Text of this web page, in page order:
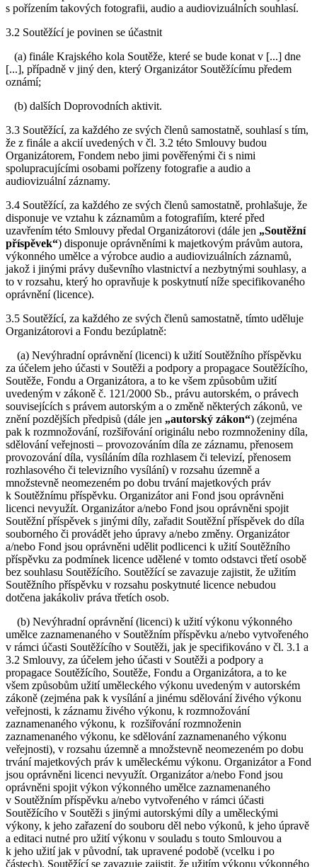
s pořízením takových fotografii, audio a audiovizuálních souhlasí.
3.2 Soutěžící je povinen se účastnit
(a) finále Krajského kola Soutěže, které se bude konat v [...] dne
[...], případně v jiný den, který Organizátor Soutěžícímu předem
oznámí;
(b) dalších Doprovodních aktivit.
3.3 Soutěžící, za každého ze svých členů samostatně, souhlasí s tím,
že z finále a akcií uvedených v čl. 3.2 této Smlouvy budou
Organizátorem, Fondem nebo jimi pověřenými či s nimi
spolupracujícími osobami pořízeny fotografie a audio a
audiovizuální záznamy.
3.4 Soutěžící, za každého ze svých členů samostatně, prohlašuje, že
disponuje ve vztahu k záznamům a fotografiím, které před
uzavřením této Smlouvy předal Organizátorovi (dále jen „Soutěžní
příspěvek“) disponuje oprávněními k majetkovým právům autora,
výkonného umělce a výrobce audio a audiovizuálních záznamů,
jakož i jinými právy duševního vlastnictví a nezbytnými souhlasy, a
to v rozsahu, který ho opravňuje k poskytnutí níže specifikovaného
oprávnění (licence).
3.5 Soutěžící, za každého ze svých členů samostatně, tímto uděluje
Organizátorovi a Fondu bezúplatně:
(a) Nevýhradní oprávnění (licenci) k užití Soutěžního příspěvku
za účelem jeho účasti v Soutěži a podpory a propagace Soutěžícího,
Soutěže, Fondu a Organizátora, a to ke všem způsobům užití
uvedeným v zákoně č. 121/2000 Sb., právu autorském, o právech
souvisejících s právem autorským a o změně některých zákonů, ve
znění pozdějších předpisů (dále jen „autorský zákon“) (zejména
pak k rozmnožování, rozšiřování originálu nebo rozmnoženiny díla,
sdělování veřejnosti – provozováním díla ze záznamu, přenosem
provozování díla, vysíláním díla rozhlasem či televizí, přenosem
rozhlasového či televizního vysílání) v rozsahu územně a
množstevně neomezeném po dobu trvání majetkových práv
k Soutěžnímu příspěvku. Organizátor ani Fond jsou oprávněni
licenci nevyužít. Organizátor a/nebo Fond jsou oprávněni spojit
Soutěžní příspěvek s jinými díly, zařadit Soutěžní příspěvek do díla
souborného či provádět jeho úpravy a/nebo změny. Organizátor
a/nebo Fond jsou oprávněni udělit podlicenci k užití Soutěžního
příspěvku za podmínek licence udělené v tomto odstavci třetí osobě
bez souhlasu Soutěžícího. Soutěžící se zavazuje zajistit, že užitím
Soutěžního příspěvku v rozsahu poskytnuté licence nebudou
dotčena jakákoliv práva třetích osob.
(b) Nevýhradní oprávnění (licenci) k užití výkonu výkonného
umělce zaznamenaného v Soutěžním příspěvku a/nebo vytvořeného
v rámci účasti Soutěžícího v Soutěži, jak je specifikováno v čl. 3.1 a
3.2 Smlouvy, za účelem jeho účasti v Soutěži a podpory a
propagace Soutěžícího, Soutěže, Fondu a Organizátora, a to ke
všem způsobům užití uměleckého výkonu uvedeným v autorském
zákoně (zejména pak k vysílání a jinému sdělování živého výkonu
veřejnosti, k záznamu živého výkonu, k rozmnožování
zaznamenaného výkonu, k rozšiřování rozmnoženin
zaznamenaného výkonu, ke sdělování zaznamenaného výkonu
veřejnosti), v rozsahu územně a množstevně neomezeném po dobu
trvání majetkových práv k uměleckému výkonu. Organizátor a Fond
jsou oprávněni licenci nevyužít. Organizátor a/nebo Fond jsou
oprávněni spojit výkon výkonného umělce zaznamenaného
v Soutěžním příspěvku a/nebo vytvořeného v rámci účasti
Soutěžícího v Soutěži s jinými autorskými díly a uměleckými
výkony, k jeho zařazení do souboru děl nebo výkonů, k jeho úpravě
a editaci nutné pro užití výkonu v souladu s touto Smlouvou a
k jeho užití jak v původní, tak upravené podobě (vcelku i po
částech). Soutěžící se zavazuje zajistit, že užitím výkonu výkonného